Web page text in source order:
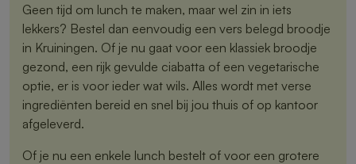
Geen tijd om lunch te maken, maar wel zin in iets
lekkers? Bestel dan eenvoudig een vers belegd broodje
in Kruiningen. Of je nu gaat voor een klassiek broodje
gezond, een rijk gevulde ciabatta of een vegetarische
optie, er is voor ieder wat wils. Alles wordt met verse
ingrediënten bereid en snel bij jou thuis of op kantoor
afgeleverd.
Of je nu een enkele lunch bestelt of voor een grotere